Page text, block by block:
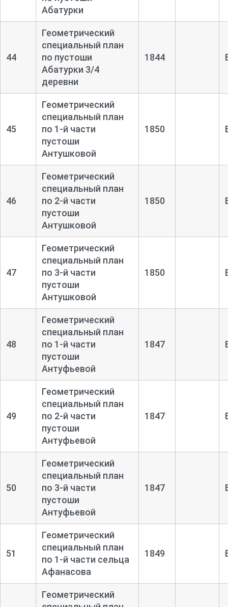
Абатурки
44
Геометрический
специальный план
по пустоши
Абатурки 3/4
деревни
1844
45
Геометрический
специальный план
по 1-й части
пустоши
Антушковой
1850
46
Геометрический
специальный план
по 2-й части
пустоши
Антушковой
1850
47
Геометрический
специальный план
по 3-й части
пустоши
Антушковой
1850
48
Геометрический
специальный план
по 1-й части
пустоши
Антуфьевой
1847
49
Геометрический
специальный план
по 2-й части
пустоши
Антуфьевой
1847
50
Геометрический
специальный план
по 3-й части
пустоши
Антуфьевой
1847
51
Геометрический
специальный план
по 1-й части сельца
Афанасова
1849
Геометрический